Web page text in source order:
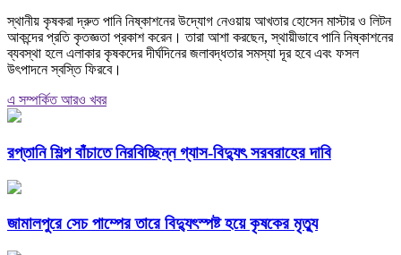
স্থানীয় কৃষকরা দ্রুত পানি নিষ্কাশনের উদ্যোগ নেওয়ায় আখতার হোসেন মাস্টার ও লিটন
আকন্দের প্রতি কৃতজ্ঞতা প্রকাশ করেন। তারা আশা করছেন, স্থায়ীভাবে পানি নিষ্কাশনের
ব্যবস্থা হলে এলাকার কৃষকদের দীর্ঘদিনের জলাবদ্ধতার সমস্যা দূর হবে এবং ফসল
উৎপাদনে স্বস্তি ফিরবে।
এ সম্পর্কিত আরও খবর
রপ্তানি শিল্প বাঁচাতে নিরবিচ্ছিন্ন গ্যাস-বিদ্যুৎ সরবরাহের দাবি
জামালপুরে সেচ পাম্পের তারে বিদ্যুৎস্পষ্ট হয়ে কৃষকের মৃত্যু